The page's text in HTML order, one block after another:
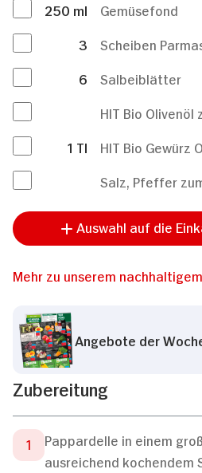
250 ml
Gemüsefond
3
Scheiben
6
Salbeiblätter
HIT Bio Olivenöl
1 Tl
HIT Bio Gewürz
Salz, Pfeffer
Auswahl auf die
Mehr zu unserem
Angebote der
Zubereitung
Pappardelle in einem
ausreichend kochendem